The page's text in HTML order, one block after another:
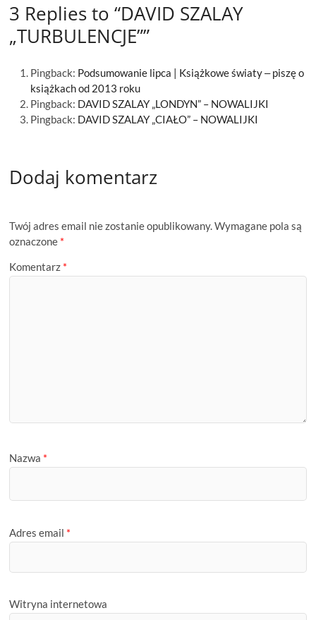
3 Replies to “DAVID SZALAY
„TURBULENCJE””
Pingback: Podsumowanie lipca | Książkowe światy ‒ piszę o
książkach od 2013 roku
Pingback: DAVID SZALAY „LONDYN” – NOWALIJKI
Pingback: DAVID SZALAY „CIAŁO” – NOWALIJKI
Dodaj komentarz
Twój adres email nie zostanie opublikowany.Wymagane pola są
oznaczone *
Komentarz *
Nazwa *
Adres email *
Witryna internetowa